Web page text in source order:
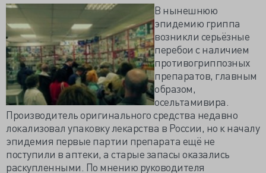
В нынешнюю
эпидемию гриппа
возникли серьёзные
перебои с наличием
противогриппозных
препаратов, главным
образом,
осельтамивира.
Производитель оригинального средства недавно
локализовал упаковку лекарства в России, но к началу
эпидемия первые партии препарата ещё не
поступили в аптеки, а старые запасы оказались
раскупленными. По мнению руководителя